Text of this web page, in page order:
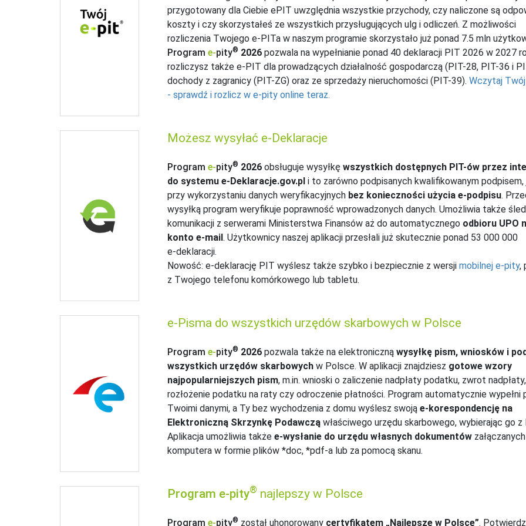
przygotowany dla Ciebie ePIT uwzględnia wszystkie przychody, czy naliczone są
koszty i czy skorzystałeś ze wszystkich przysługujących ulg i odliczeń. Z możliwości
rozliczenia Twojego e-PITa w naszym programie skorzystało już ponad 7.5 mln
Program e‑pity® 2026pozwala na wypełnianie ponad 40 deklaracji PIT 2026 w 2027
rozliczysz także e-PIT dla prowadzących działalność gospodarczą (PIT-28, PIT-36 i
dochody z zagranicy (PIT-ZG) oraz ze sprzedaży nieruchomości (PIT-39). Wczytaj
- sprawdź i rozlicz w e-pity online teraz.
Możesz wysyłać e-Deklaracje
Program e‑pity® 2026obsługuje wysyłkę wszystkich dostępnych PIT-ów przez
do systemu e-Deklaracje.gov.pl i to zarówno podpisanych kwalifikowanym podpisem,
przy wykorzystaniu danych weryfikacyjnych bez konieczności użycia e-podpisu.
wysyłką program weryfikuje poprawność wprowadzonych danych. Umożliwia także
komunikacji z serwerami Ministerstwa Finansów aż do automatycznego odbioru UPO
konto e-mail. Użytkownicy naszej aplikacji przesłali już skutecznie ponad 53 000 000
e‑deklaracji.
Nowość: e‑deklarację PIT wyślesz także szybko i bezpiecznie z wersji mobilnej e-pity,
z Twojego telefonu komórkowego lub tabletu.
e-Pisma do wszystkich urzędów skarbowych w Polsce
Program e‑pity® 2026pozwala także na elektroniczną wysyłkę pism, wniosków i
wszystkich urzędów skarbowychw Polsce. W aplikacji znajdziesz gotowe wzory
najpopularniejszych pism, m.in. wnioski o zaliczenie nadpłaty podatku, zwrot nadpłaty,
rozłożenie podatku na raty czy odroczenie płatności. Program automatycznie wypełni
Twoimi danymi, a Ty bez wychodzenia z domu wyślesz swoją e-korespondencję na
Elektroniczną Skrzynkę Podawcząwłaściwego urzędu skarbowego, wybierając go z
Aplikacja umożliwia także e-wysłanie do urzędu własnych dokumentów
komputera w formie plików *doc, *pdf-a lub za pomocą skanu.
Program e‑pity® najlepszy w Polsce
Program e‑pity® został uhonorowany certyfikatem „Najlepsze w Polsce”.